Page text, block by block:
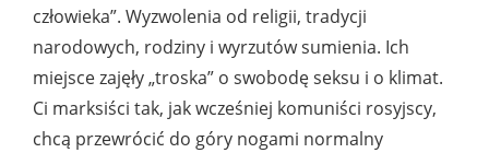
człowieka”. Wyzwolenia od religii, tradycji
narodowych, rodziny i wyrzutów sumienia. Ich
miejsce zajęły „troska” o swobodę seksu i o klimat.
Ci marksiści tak, jak wcześniej komuniści rosyjscy,
chcą przewrócić do góry nogami normalny